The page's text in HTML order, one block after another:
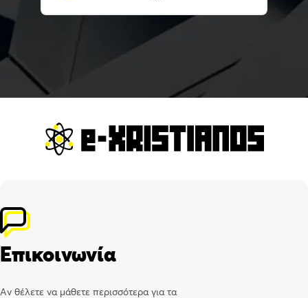
Επικοινωνία
Αν θέλετε να μάθετε περισσότερα για τα